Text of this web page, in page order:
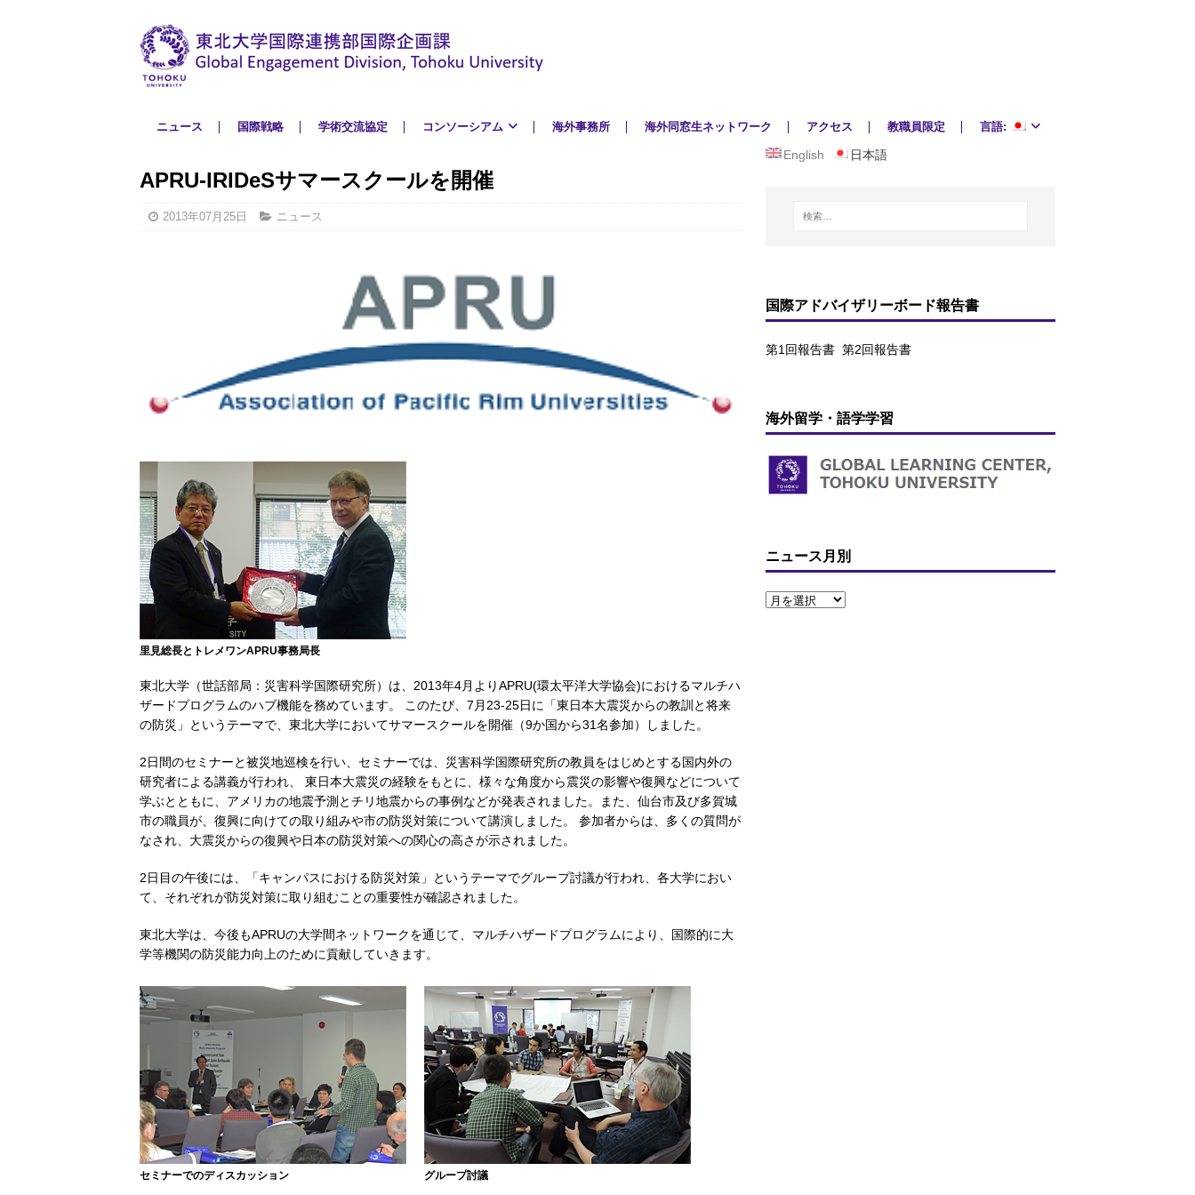
ニュース 国際戦略 学術交流協定 コンソーシアム 海外事務所 海外同窓生ネットワーク アクセス 教職員限定 言語:
APRU-IRIDeSサマースクールを開催
2013年07月25日 ニュース
里見総長とトレメワンAPRU事務局長
東北大学（世話部局：災害科学国際研究所）は、2013年4月よりAPRU(環太平洋大学協会)におけるマルチハ
ザードプログラムのハブ機能を務めています。 このたび、7月23-25日に「東日本大震災からの教訓と将来
の防災」というテーマで、東北大学においてサマースクールを開催（9か国から31名参加）しました。
2日間のセミナーと被災地巡検を行い、セミナーでは、災害科学国際研究所の教員をはじめとする国内外の
研究者による講義が行われ、 東日本大震災の経験をもとに、様々な角度から震災の影響や復興などについて
学ぶとともに、アメリカの地震予測とチリ地震からの事例などが発表されました。また、仙台市及び多賀城
市の職員が、復興に向けての取り組みや市の防災対策について講演しました。 参加者からは、多くの質問が
なされ、大震災からの復興や日本の防災対策への関心の高さが示されました。
2日目の午後には、「キャンパスにおける防災対策」というテーマでグループ討議が行われ、各大学におい
て、それぞれが防災対策に取り組むことの重要性が確認されました。
東北大学は、今後もAPRUの大学間ネットワークを通じて、マルチハザードプログラムにより、国際的に大
学等機関の防災能力向上のために貢献していきます。
セミナーでのディスカッション グループ討議
English 日本語
国際アドバイザリーボード報告書
第1回報告書 第2回報告書
海外留学・語学学習
ニュース月別